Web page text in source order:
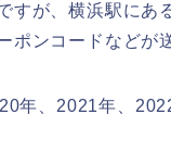
すが、横浜駅にあ
ンコードなどが
年、2021年、